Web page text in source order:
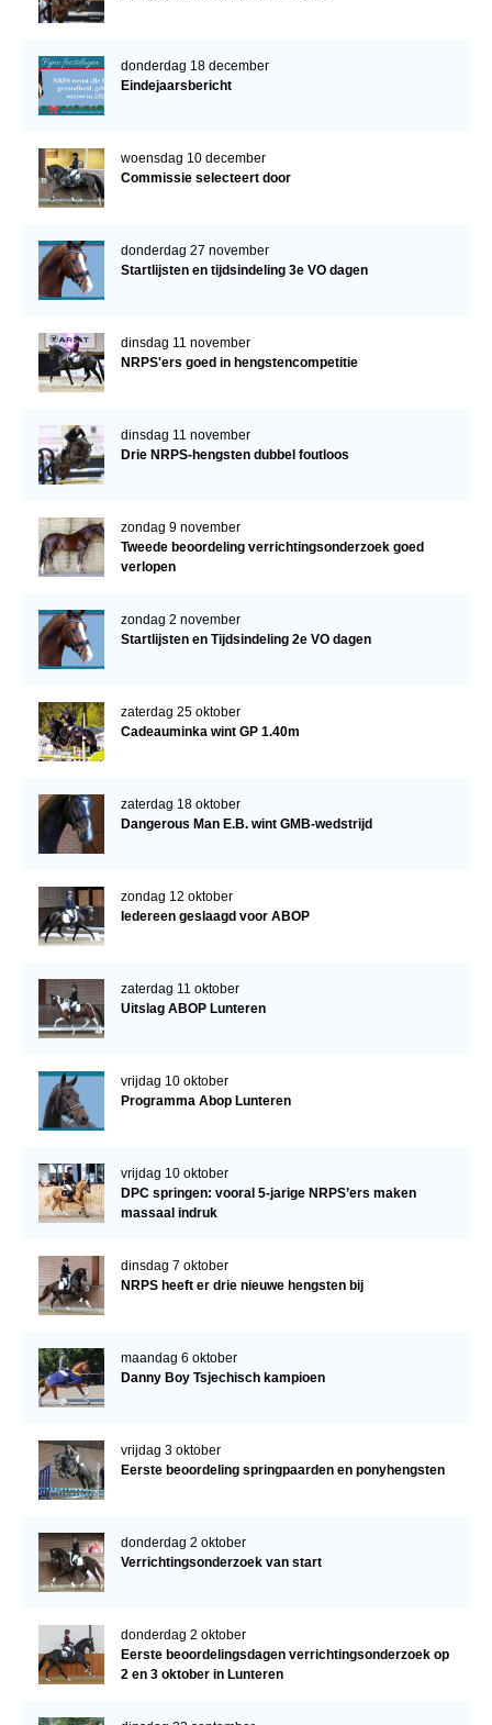
donderdag 18 december
Eindejaarsbericht
woensdag 10 december
Commissie selecteert door
donderdag 27 november
Startlijsten en tijdsindeling 3e VO dagen
dinsdag 11 november
NRPS'ers goed in hengstencompetitie
dinsdag 11 november
Drie NRPS-hengsten dubbel foutloos
zondag 9 november
Tweede beoordeling verrichtingsonderzoek goed
verlopen
zondag 2 november
Startlijsten en Tijdsindeling 2e VO dagen
zaterdag 25 oktober
Cadeauminka wint GP 1.40m
zaterdag 18 oktober
Dangerous Man E.B. wint GMB-wedstrijd
zondag 12 oktober
Iedereen geslaagd voor ABOP
zaterdag 11 oktober
Uitslag ABOP Lunteren
vrijdag 10 oktober
Programma Abop Lunteren
vrijdag 10 oktober
DPC springen: vooral 5-jarige NRPS’ers maken
massaal indruk
dinsdag 7 oktober
NRPS heeft er drie nieuwe hengsten bij
maandag 6 oktober
Danny Boy Tsjechisch kampioen
vrijdag 3 oktober
Eerste beoordeling springpaarden en ponyhengsten
donderdag 2 oktober
Verrichtingsonderzoek van start
donderdag 2 oktober
Eerste beoordelingsdagen verrichtingsonderzoek op
2 en 3 oktober in Lunteren